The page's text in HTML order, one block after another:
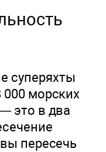
суперяхты
морских
это в два
пересечь